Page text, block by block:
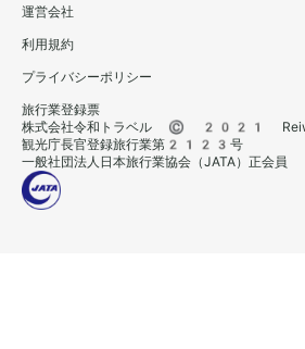
運営会社
利用規約
プライバシーポリシー
旅行業登録票
株式会社令和トラベル © 2021
観光庁長官登録旅行業第2123号
一般社団法人日本旅行業協会（JATA）正会員